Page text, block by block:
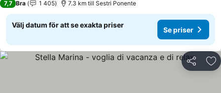
7,7 Bra 1 405 7.3 km till Sestri Ponente
Välj datum för att se exakta priser
Se priser
Dela